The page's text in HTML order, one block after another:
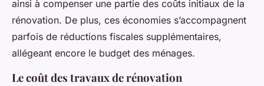
ainsi à compenser une partie des coûts initiaux de la
rénovation. De plus, ces économies s’accompagnent
parfois de réductions fiscales supplémentaires,
allégeant encore le budget des ménages.
Le coût des travaux de rénovation